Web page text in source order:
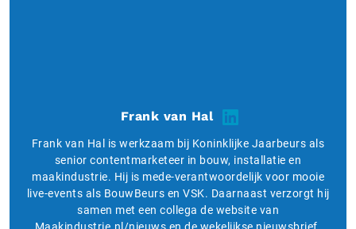
Frank van Hal
Frank van Hal is werkzaam bij Koninklijke Jaarbeurs als
senior contentmarketeer in bouw, installatie en
maakindustrie. Hij is mede-verantwoordelijk voor mooie
live-events als BouwBeurs en VSK. Daarnaast verzorgt hij
samen met een collega de website van